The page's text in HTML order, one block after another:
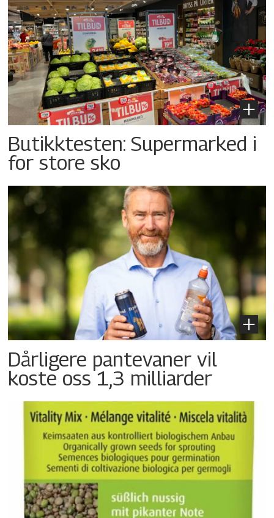
Butikktesten: Supermarked i
for store sko
Dårligere pantevaner vil
koste oss 1,3 milliarder